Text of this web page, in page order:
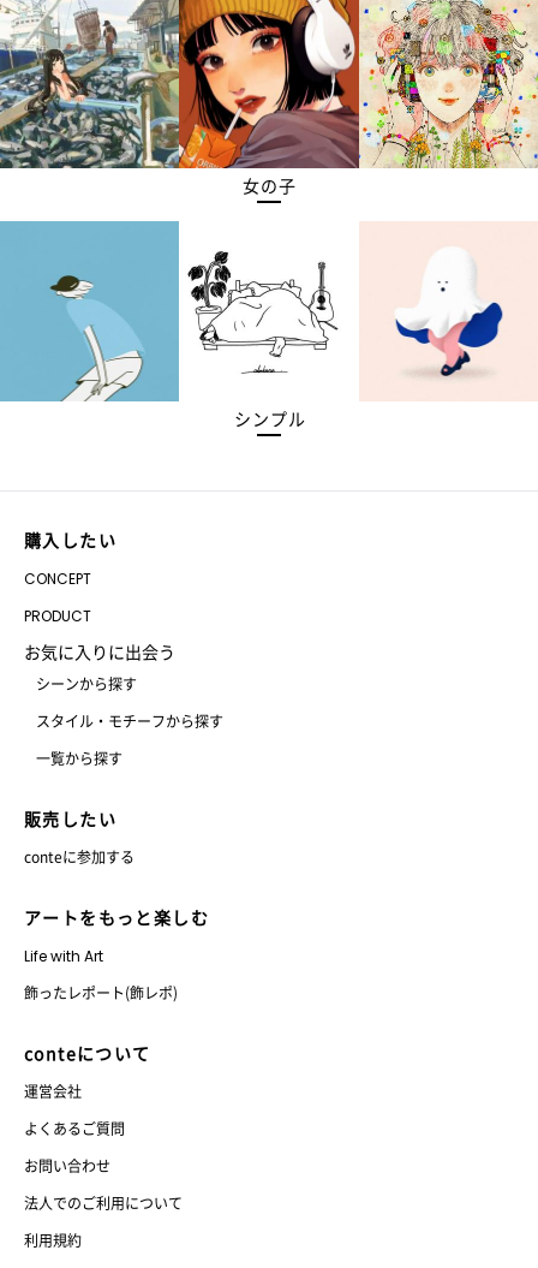
女の子
シンプル
購入したい
CONCEPT
PRODUCT
お気に入りに出会う
シーンから探す
スタイル・モチーフから探す
一覧から探す
販売したい
conteに参加する
アートをもっと楽しむ
Life with Art
飾ったレポート(飾レポ)
conteについて
運営会社
よくあるご質問
お問い合わせ
法人でのご利用について
利用規約